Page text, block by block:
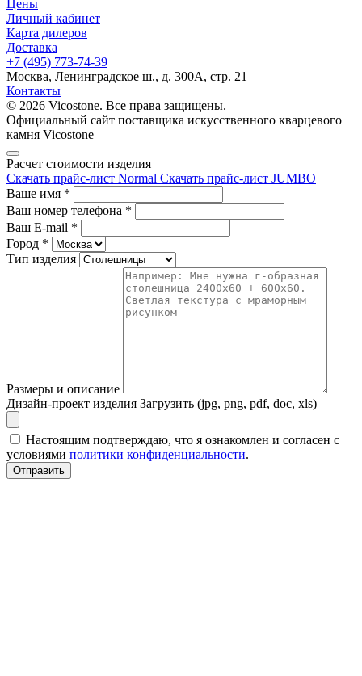
Цены
Личный кабинет
Карта дилеров
Доставка
+7 (495) 773-74-39
Москва, Ленинградское ш., д. 300А, стр. 21
Контакты
© 2026 Vicostone. Все права защищены.
Официальный сайт поставщика искусственного кварцевого
камня Vicostone
Расчет стоимости изделия
Скачать прайс-лист Normal Скачать прайс-лист JUMBO
Ваше имя *
Ваш номер телефона *
Ваш E-mail *
Город *
Тип изделия
Размеры и описание
Дизайн-проект изделия Загрузить (jpg, png, pdf, doc, xls)
Настоящим подтверждаю, что я ознакомлен и согласен с
условиями политики конфиденциальности.
Отправить